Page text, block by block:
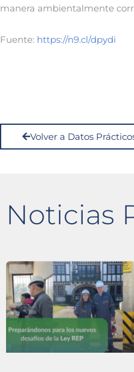
manera ambientalmente
Fuente: https://n9.cl/dpydi
Volver a Datos
Noticias